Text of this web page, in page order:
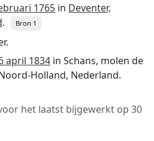
1765 in Deventer,
. Bron 1
april 1834 in Schans, molen de
Holland, Nederland.
het laatst bijgewerkt op 30